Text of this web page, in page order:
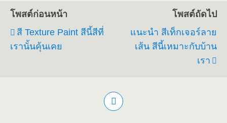
โพสต์ก่อนหน้า
สี Texture Paint สีนี้สีที่
เรานั้นคุ้นเคย
โพสต์ถัดไป
แนะนำ สีเท็กเจอร์ลาย
เส้น สีนี้เหมาะกับบ้าน
เรา